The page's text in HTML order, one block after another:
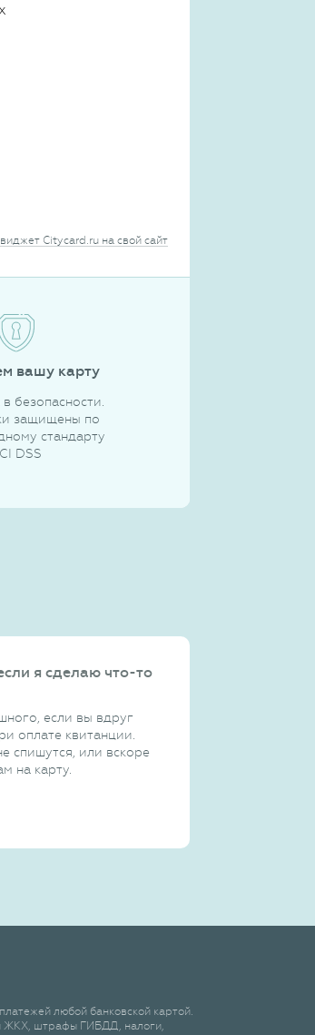
Citycard.ru на свой сайт
вашу карту
безопасности.
защищены по
стандарту
DSS
я сделаю что-то
если вы вдруг
оплате квитанции.
спишутся, или вскоре
на карту.
любой банковской картой.
ЖКХ, штрафы ГИБДД, налоги,